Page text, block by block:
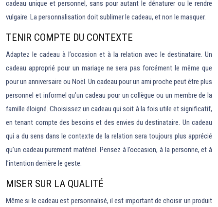
cadeau unique et personnel, sans pour autant le dénaturer ou le rendre
vulgaire. La personnalisation doit sublimer le cadeau, et non le masquer.
TENIR COMPTE DU CONTEXTE
Adaptez le cadeau à l’occasion et à la relation avec le destinataire. Un
cadeau approprié pour un mariage ne sera pas forcément le même que
pour un anniversaire ou Noël. Un cadeau pour un ami proche peut être plus
personnel et informel qu’un cadeau pour un collègue ou un membre de la
famille éloigné. Choisissez un cadeau qui soit à la fois utile et significatif,
en tenant compte des besoins et des envies du destinataire. Un cadeau
qui a du sens dans le contexte de la relation sera toujours plus apprécié
qu’un cadeau purement matériel. Pensez à l’occasion, à la personne, et à
l’intention derrière le geste.
MISER SUR LA QUALITÉ
Même si le cadeau est personnalisé, il est important de choisir un produit